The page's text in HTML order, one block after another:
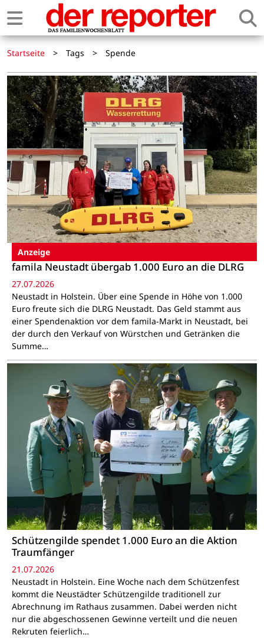
Startseite > Tags > Spende
Anzeige
famila Neustadt übergab 1.000 Euro an die DLRG
27.07.2026
Neustadt in Holstein. Über eine Spende in Höhe von 1.000
Euro freute sich die DLRG Neustadt. Das Geld stammt aus
einer Spendenaktion vor dem famila-Markt in Neustadt, bei
der durch den Verkauf von Würstchen und Getränken die
Summe…
Schützengilde spendet 1.000 Euro an die Aktion
Traumfänger
21.07.2026
Neustadt in Holstein. Eine Woche nach dem Schützenfest
kommt die Neustädter Schützengilde traditionell zur
Abrechnung im Rathaus zusammen. Dabei werden nicht
nur die abgeschossenen Gewinne verteilt und die neuen
Rekruten feierlich…